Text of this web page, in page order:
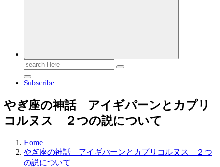
Search
for:
Subscribe
やぎ座の神話 アイギパーンとカプリ
コルヌス ２つの説について
Home
やぎ座の神話 アイギパーンとカプリコルヌス ２つ
の説について